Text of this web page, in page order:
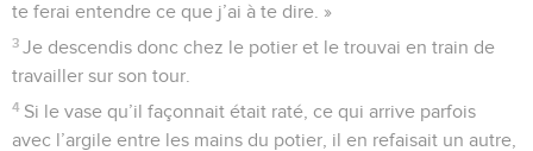
te ferai entendre ce que j’ai à te dire. »
3 Je descendis donc chez le potier et le trouvai en train de
travailler sur son tour.
4 Si le vase qu’il façonnait était raté, ce qui arrive parfois
avec l’argile entre les mains du potier, il en refaisait un autre,